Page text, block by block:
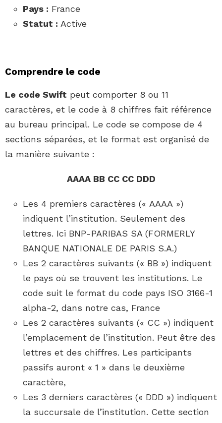
Pays : France
Statut : Active
Comprendre le code
Le code Swift peut comporter 8 ou 11
caractères, et le code à 8 chiffres fait référence
au bureau principal. Le code se compose de 4
sections séparées, et le format est organisé de
la manière suivante :
AAAA BB CC CC DDD
Les 4 premiers caractères (« AAAA »)
indiquent l’institution. Seulement des
lettres. Ici BNP-PARIBAS SA (FORMERLY
BANQUE NATIONALE DE PARIS S.A.)
Les 2 caractères suivants (« BB ») indiquent
le pays où se trouvent les institutions. Le
code suit le format du code pays ISO 3166-1
alpha-2, dans notre cas, France
Les 2 caractères suivants (« CC ») indiquent
l’emplacement de l’institution. Peut être des
lettres et des chiffres. Les participants
passifs auront « 1 » dans le deuxième
caractère,
Les 3 derniers caractères (« DDD ») indiquent
la succursale de l’institution. Cette section